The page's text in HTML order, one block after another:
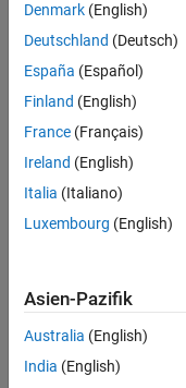
Denmark (English)
Deutschland (Deutsch)
España (Español)
Finland (English)
France (Français)
Ireland (English)
Italia (Italiano)
Luxembourg (English)
Asien-Pazifik
Australia (English)
India (English)
Datendiebstahl
© 1994-2026 The